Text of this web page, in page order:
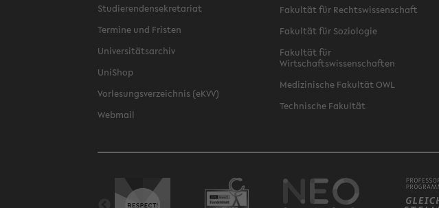
Studierendensekretariat
Termine und Fristen
Universitätsarchiv
UniShop
Vorlesungsverzeichnis (eKVV)
Webmail
Fakultät für Rechtswissenschaft
Fakultät für Soziologie
Fakultät für
Wirtschaftswissenschaften
Medizinische Fakultät OWL
Technische Fakultät